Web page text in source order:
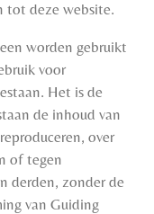
tot deze website.
worden gebruikt
voor
Het is de
de inhoud van
over
of tegen
derden, zonder de
van Guiding